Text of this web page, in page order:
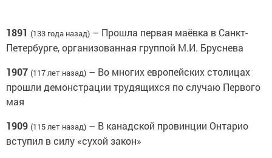
1891 (133 года назад) – Прошла первая маёвка в Санкт-
Петербурге, организованная группой М.И. Бруснева
1907 (117 лет назад) – Во многих европейских столицах
прошли демонстрации трудящихся по случаю Первого
мая
1909 (115 лет назад) – В канадской провинции Онтарио
вступил в силу «сухой закон»